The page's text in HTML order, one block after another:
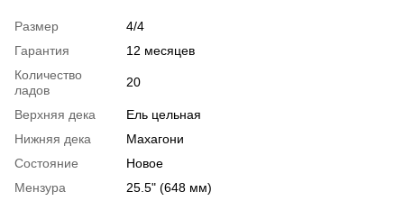
Размер
4/4
Гарантия
12 месяцев
Количество
ладов
20
Верхняя дека
Ель цельная
Нижняя дека
Махагони
Состояние
Новое
Мензура
25.5" (648 мм)